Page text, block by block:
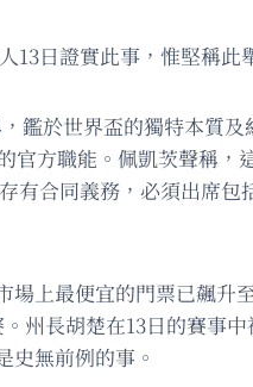
13日證實此事，惟堅稱此
鑑於世界盃的獨特本質
方職能。佩凱茨聲稱，
合同義務，必須出席
上最便宜的門票已飆
州長胡楚在13日的賽事
史無前例的事。